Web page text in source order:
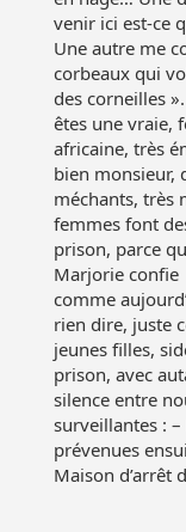
venir ici est-ce
Une autre me
corbeaux qui
des corneilles
êtes une vraie,
africaine, très
bien monsieur,
méchants, très
femmes font
prison, parce
Marjorie confie
comme
rien dire, juste
jeunes filles,
prison, avec
silence entre
surveillantes : –
prévenues
Maison d’arrêt